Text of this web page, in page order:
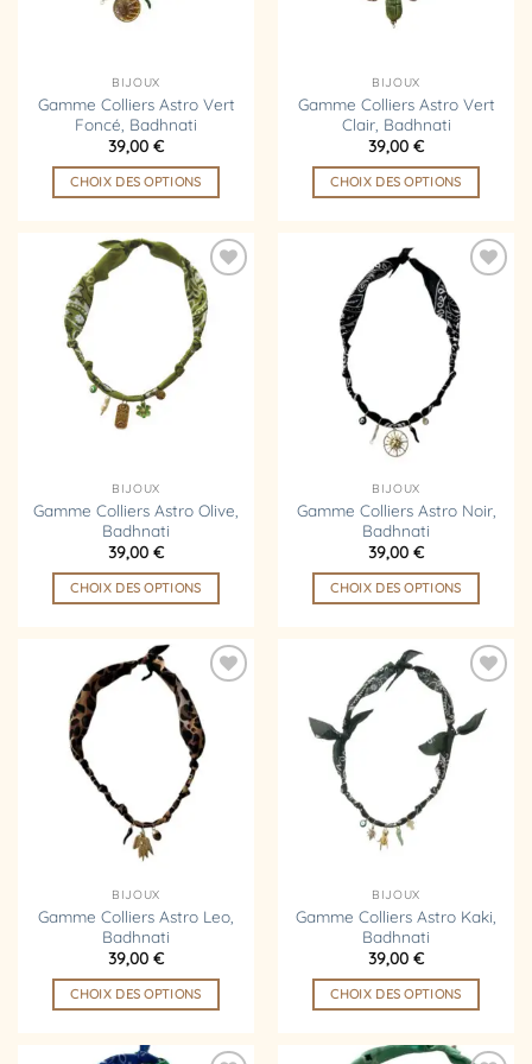
la
page
du
produit
choisies
la
page
du
produit
BIJOUX
Gamme Colliers Astro Vert
Foncé, Badhnati
39,00 €
CHOIX DES OPTIONS
produit
plusieurs
variations.
options
peuvent
être
la
page
du
produit
BIJOUX
Gamme Colliers Astro Vert
Clair, Badhnati
39,00 €
CHOIX DES OPTIONS
a
plusieurs
variations.
options
peuvent
être
choisies
sur
la
page
du
produit
Ajouter
à la
liste
d’envies
BIJOUX
Gamme Colliers Astro Olive,
Badhnati
39,00 €
CHOIX DES OPTIONS
produit
a
plusieurs
variations.
options
peuvent
être
choisies
sur
la
page
du
produit
d’envies
BIJOUX
Gamme Colliers Astro Noir,
Badhnati
39,00 €
CHOIX DES OPTIONS
a
plusieurs
variations.
Les
options
peuvent
être
choisies
la
page
du
produit
liste
d’envies
BIJOUX
Gamme Colliers Astro Leo,
Badhnati
39,00 €
CHOIX DES OPTIONS
produit
à la
liste
d’envies
BIJOUX
Gamme Colliers Astro Kaki,
Badhnati
39,00 €
CHOIX DES OPTIONS
produit